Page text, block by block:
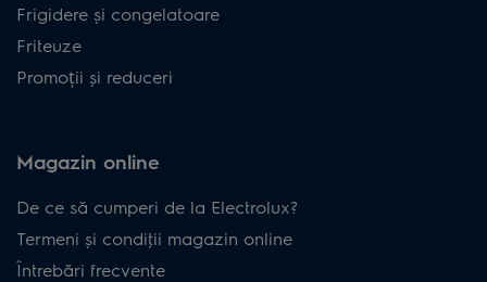
Frigidere și congelatoare
Friteuze
Promoții și reduceri
Magazin online
De ce să cumperi de la Electrolux?
Termeni și condiţii magazin online
Întrebări frecvente